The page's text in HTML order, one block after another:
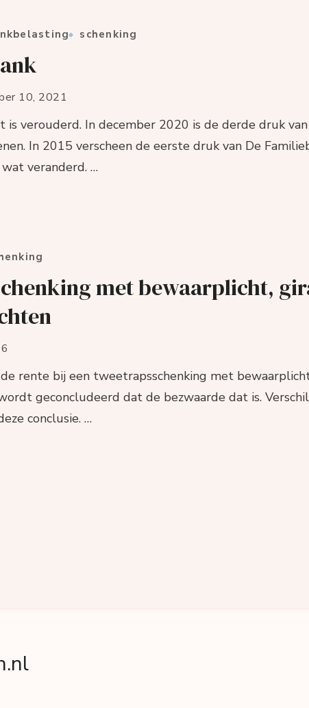
schenking
10, 2021
is verouderd. In december 2020 is de derde druk
In 2015 verscheen de eerste druk van De
veranderd. …
met bewaarplicht,
rente bij een tweetrapsschenking met
geconcludeerd dat de bezwaarde dat is.
conclusie. …